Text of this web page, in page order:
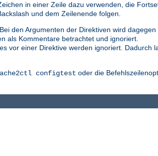
in einer Zeile dazu verwenden, die
und dem Zeilenende folgen.
den Argumenten der Direktiven wird dagegen
als Kommentare betrachtet und ignoriert.
vor einer Direktive werden ignoriert. Dadurch
configtest oder die